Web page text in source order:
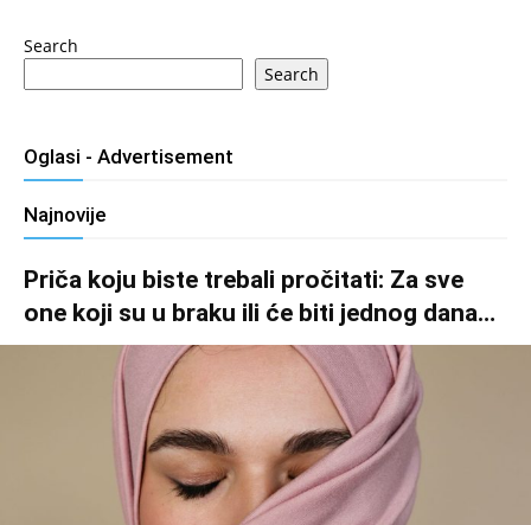
Search
Search
Oglasi - Advertisement
Najnovije
Priča koju biste trebali pročitati: Za sve
one koji su u braku ili će biti jednog dana…